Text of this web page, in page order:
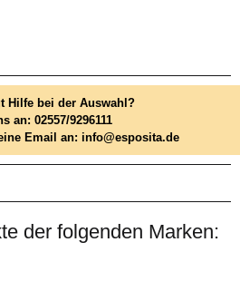
Hilfe bei der Auswahl?
an: 02557/9296111
Email an: info@esposita.de
der folgenden Marken: